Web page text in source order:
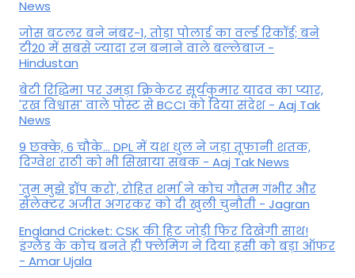
News
जोस बटलर बने नंबर-1, तोड़ा पोलार्ड का वर्ल्ड रिकॉर्ड; बने
टी20 में सबसे ज्यादा रन बनाने वाले बल्लेबाज -
Hindustan
बेटी र‍िद्ध‍िमा पर उमड़ा क्रिकेटर सूर्यकुमार यादव का प्यार,
'रख विश्वास' वाले पोस्ट से BCCI को दिया संदेश - Aaj Tak
News
9 छक्के, 6 चौके... DPL में यश धुल ने जड़ा तूफानी शतक,
द‍िग्वेश राठी को भी स‍िखाया सबक - Aaj Tak News
'तुम मुझे ड्रॉप करो', रोहित शर्मा ने कोच गौतम गंभीर और
सेलेक्टर अजीत अगरकर को दी खुली चुनौती - Jagran
England Cricket: CSK की हिट जोड़ी फिर दिखेगी साथ!
इंग्लैंड के कोच बनते ही फ्लेमिंग ने दिया हसी को बड़ा ऑफर
- Amar Ujala